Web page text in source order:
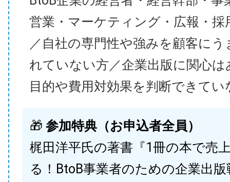
営業・マーケティング・広報・採
／自社の専門性や強みを顧客に
れていない方／企業出版に関心
目的や費用対効果を判断できてい
🎁 参加特典（お申込者全員）
梶田洋平氏の著書『1冊の本で売
る！BtoB事業者のための企業出